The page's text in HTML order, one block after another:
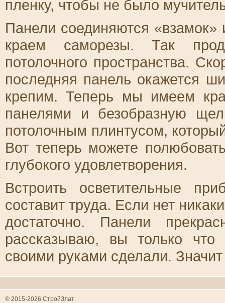
пленку, чтобы не было
Панели соединяются
краем саморезы. Так
потолочного пространства.
последняя панель окажется
крепим. Теперь мы имеем
панелями и безобразную
потолочным плинтусом,
Вот теперь можете
глубокого удовлетворения.
Встроить осветительные
составит труда. Если нет
достаточно. Панели
рассказываю, вы только
своими руками сделали.
© 2015-2026 СтройЗлат